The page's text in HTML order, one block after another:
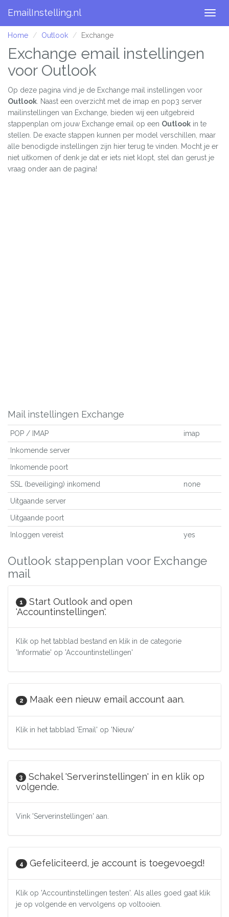
EmailInstelling.nl
Home Outlook Exchange
Exchange email instellingen
voor Outlook
Op deze pagina vind je de Exchange mail instellingen voor
Outlook . Naast een overzicht met de imap en pop3 server
mailinstellingen van Exchange, bieden wij een uitgebreid
stappenplan om jouw Exchange email op een Outlook in te
stellen. De exacte stappen kunnen per model verschillen, maar
alle benodigde instellingen zijn hier terug te vinden. Mocht je er
niet uitkomen of denk je dat er iets niet klopt, stel dan gerust je
vraag onder aan de pagina!
Mail instellingen Exchange
POP / IMAP imap
Inkomende server
Inkomende poort
SSL (beveiliging) inkomend none
Uitgaande server
Uitgaande poort
Inloggen vereist yes
Outlook stappenplan voor Exchange
mail
1
Start Outlook and open
'Accountinstellingen'.
Klik op het tabblad bestand en klik in de categorie
'Informatie' op 'Accountinstellingen'
2 Maak een nieuw email account aan.
Klik in het tabblad 'Email' op 'Nieuw'
3
Schakel 'Serverinstellingen' in en klik op
volgende.
Vink 'Serverinstellingen' aan.
4 Gefeliciteerd, je account is toegevoegd!
Klik op 'Accountinstellingen testen'. Als alles goed gaat klik
je op volgende en vervolgens op voltooien.